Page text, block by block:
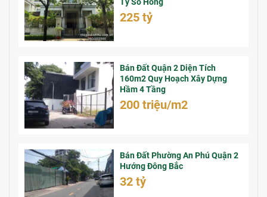
Tỷ Sổ Hồng
225 tỷ
Bán Đất Quận 2 Diện Tích
160m2 Quy Hoạch Xây Dựng
Hầm 4 Tầng
200 triệu/m2
Bán Đất Phường An Phú Quận 2
Hướng Đông Bắc
32 tỷ